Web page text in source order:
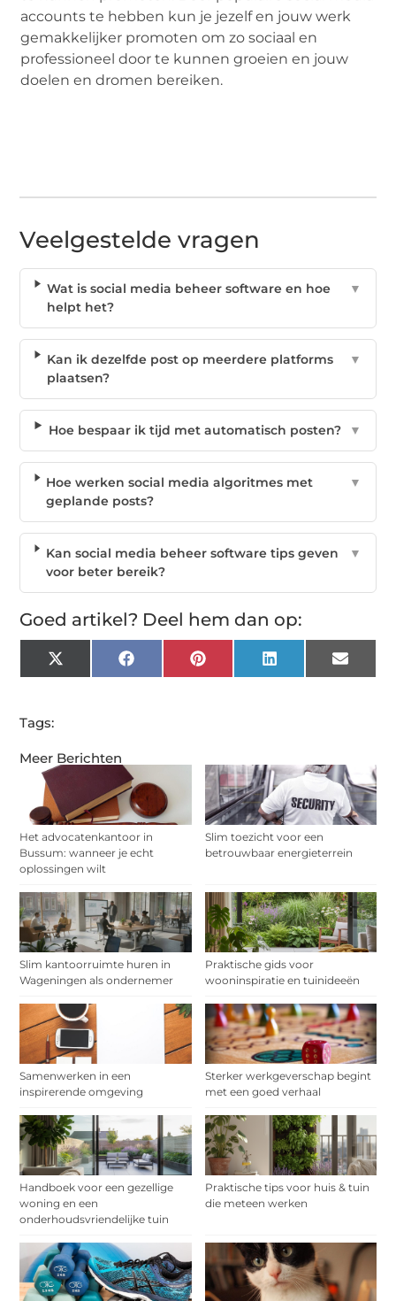
Meer Berichten
Het advocatenkantoor in
Bussum: wanneer je echt
oplossingen wilt
Slim toezicht voor een
betrouwbaar energieterrein
Slim kantoorruimte huren in
Wageningen als ondernemer
Praktische gids voor
wooninspiratie en tuinideeën
Samenwerken in een
inspirerende omgeving
Sterker werkgeverschap begint
met een goed verhaal
Handboek voor een gezellige
woning en een
onderhoudsvriendelijke tuin
Praktische tips voor huis & tuin
die meteen werken
accounts te hebben kun je jezelf en jouw werk
gemakkelijker promoten om zo sociaal en
professioneel door te kunnen groeien en jouw
doelen en dromen bereiken.
Veelgestelde vragen
Wat is social media beheer software en hoe
helpt het?
▼
Kan ik dezelfde post op meerdere platforms
plaatsen?
▼
Hoe bespaar ik tijd met automatisch posten? ▼
Hoe werken social media algoritmes met
geplande posts?
▼
Kan social media beheer software tips geven
voor beter bereik?
▼
Goed artikel? Deel hem dan op:
X
(Twitter)
Facebook Pinterest LinkedIn Email
Tags: